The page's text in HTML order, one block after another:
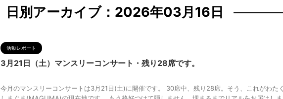
日別アーカイブ：2026年03月16日
活動レポート
3月21日（土）マンスリーコンサート・残り28席です。
今月のマンスリーコンサートは3月21日(土)に開催です。 30席中、残り28席。そう、これがわたく